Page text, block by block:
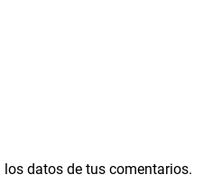
datos de tus comentarios.